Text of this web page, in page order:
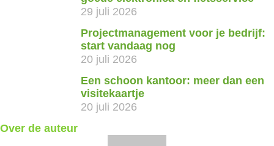
29 juli 2026
Projectmanagement voor je bedrijf:
start vandaag nog
20 juli 2026
Een schoon kantoor: meer dan een
visitekaartje
20 juli 2026
Over de auteur